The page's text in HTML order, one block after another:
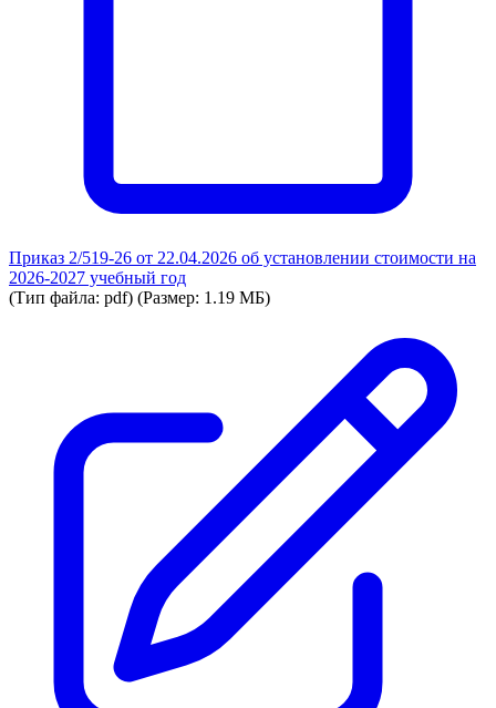
Приказ 2/519-26 от 22.04.2026 об установлении стоимости на
2026-2027 учебный год
(Тип файла: pdf) (Размер: 1.19 МБ)